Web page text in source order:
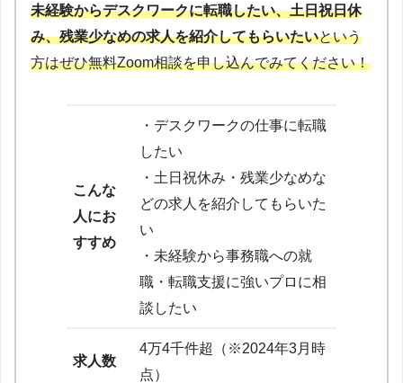
未経験からデスクワークに転職したい、土日祝日休
み、残業少なめの求人を紹介してもらいたいという
方はぜひ無料Zoom相談を申し込んでみてください！
こんな
人にお
すすめ
・デスクワークの仕事に転職
したい
・土日祝休み・残業少なめな
どの求人を紹介してもらいた
い
・未経験から事務職への就
職・転職支援に強いプロに相
談したい
求人数
4万4千件超（※2024年3月時
点）